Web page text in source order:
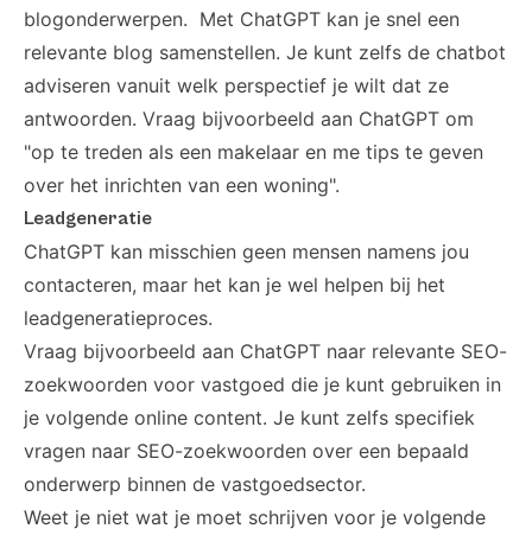
blogonderwerpen. Met ChatGPT kan je snel een
relevante blog samenstellen. Je kunt zelfs de chatbot
adviseren vanuit welk perspectief je wilt dat ze
antwoorden. Vraag bijvoorbeeld aan ChatGPT om
"op te treden als een makelaar en me tips te geven
over het inrichten van een woning".
Leadgeneratie
ChatGPT kan misschien geen mensen namens jou
contacteren, maar het kan je wel helpen bij het
leadgeneratieproces.
Vraag bijvoorbeeld aan ChatGPT naar relevante SEO-
zoekwoorden voor vastgoed die je kunt gebruiken in
je volgende online content. Je kunt zelfs specifiek
vragen naar SEO-zoekwoorden over een bepaald
onderwerp binnen de vastgoedsector.
Weet je niet wat je moet schrijven voor je volgende